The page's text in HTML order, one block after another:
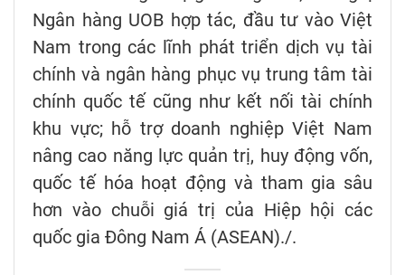
Ngân hàng UOB hợp tác, đầu tư vào Việt
Nam trong các lĩnh phát triển dịch vụ tài
chính và ngân hàng phục vụ trung tâm tài
chính quốc tế cũng như kết nối tài chính
khu vực; hỗ trợ doanh nghiệp Việt Nam
nâng cao năng lực quản trị, huy động vốn,
quốc tế hóa hoạt động và tham gia sâu
hơn vào chuỗi giá trị của Hiệp hội các
quốc gia Đông Nam Á (ASEAN)./.